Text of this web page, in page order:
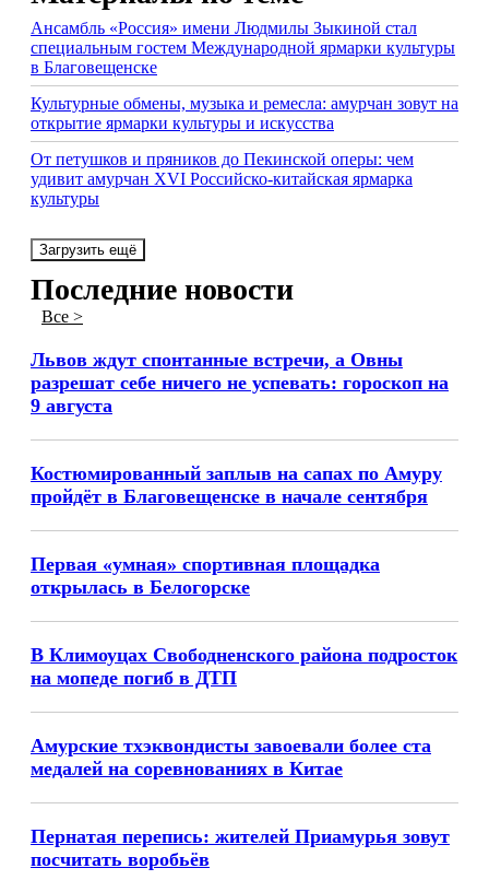
Ансамбль «Россия» имени Людмилы Зыкиной стал
специальным гостем Международной ярмарки культуры
в Благовещенске
Культурные обмены, музыка и ремесла: амурчан зовут на
открытие ярмарки культуры и искусства
От петушков и пряников до Пекинской оперы: чем
удивит амурчан XVI Российско-китайская ярмарка
культуры
Загрузить ещё
Последние новости
Все >
Львов ждут спонтанные встречи, а Овны
разрешат себе ничего не успевать: гороскоп на
9 августа
Костюмированный заплыв на сапах по Амуру
пройдёт в Благовещенске в начале сентября
Первая «умная» спортивная площадка
открылась в Белогорске
В Климоуцах Свободненского района подросток
на мопеде погиб в ДТП
Амурские тхэквондисты завоевали более ста
медалей на соревнованиях в Китае
Пернатая перепись: жителей Приамурья зовут
посчитать воробьёв